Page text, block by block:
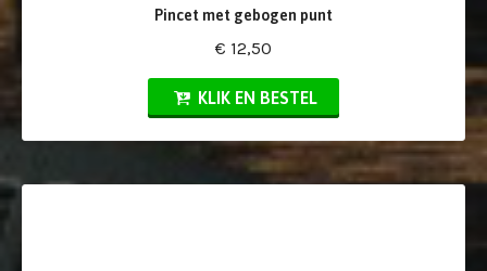
Pincet met gebogen punt
€ 12,50
KLIK EN BESTEL